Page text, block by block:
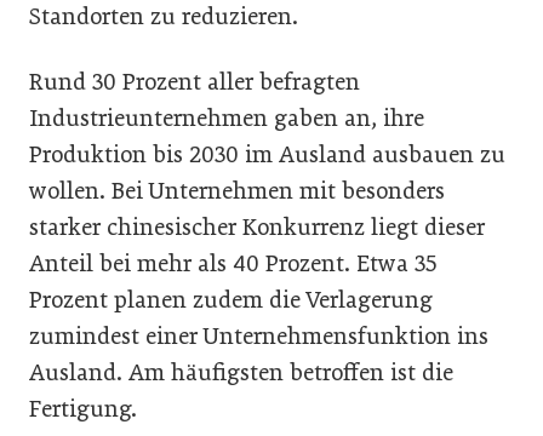
Standorten zu reduzieren.
Rund 30 Prozent aller befragten
Industrieunternehmen gaben an, ihre
Produktion bis 2030 im Ausland ausbauen zu
wollen. Bei Unternehmen mit besonders
starker chinesischer Konkurrenz liegt dieser
Anteil bei mehr als 40 Prozent. Etwa 35
Prozent planen zudem die Verlagerung
zumindest einer Unternehmensfunktion ins
Ausland. Am häufigsten betroffen ist die
Fertigung.